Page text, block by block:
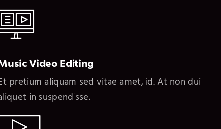
Video Editing
pretium aliquam sed vitae amet, id. At non dui
in suspendisse.